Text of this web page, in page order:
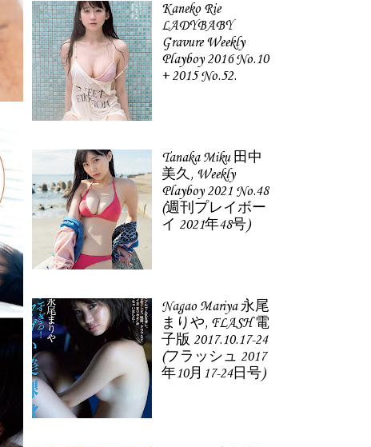
Kaneko Rie
LADYBABY
Gravure Weekly
Playboy 2016 No.10
+ 2015 No.52.
Tanaka Miku 田中
美久, Weekly
Playboy 2021 No.48
(週刊プレイボー
イ 2021年48号)
Nagao Mariya 永尾
まりや, FLASH 電
子版 2017.10.17-24
(フラッシュ 2017
年10月17-24日号)